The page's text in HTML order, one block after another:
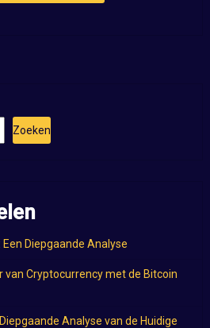
Zoeken
Diepgaande Analyse
van Cryptocurrency met de Bitcoin
Analyse van de Huidige